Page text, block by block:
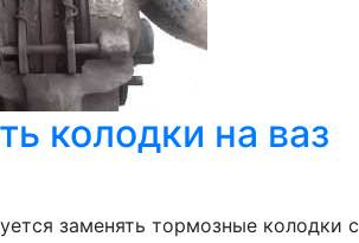
колодки на ваз
заменять тормозные колодки с